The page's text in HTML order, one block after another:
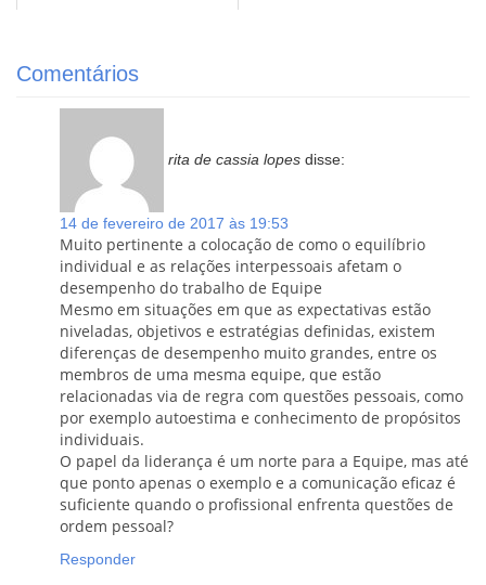
Comentários
rita de cassia lopes disse:
14 de fevereiro de 2017 às 19:53
Muito pertinente a colocação de como o equilíbrio
individual e as relações interpessoais afetam o
desempenho do trabalho de Equipe
Mesmo em situações em que as expectativas estão
niveladas, objetivos e estratégias definidas, existem
diferenças de desempenho muito grandes, entre os
membros de uma mesma equipe, que estão
relacionadas via de regra com questões pessoais, como
por exemplo autoestima e conhecimento de propósitos
individuais.
O papel da liderança é um norte para a Equipe, mas até
que ponto apenas o exemplo e a comunicação eficaz é
suficiente quando o profissional enfrenta questões de
ordem pessoal?
Responder